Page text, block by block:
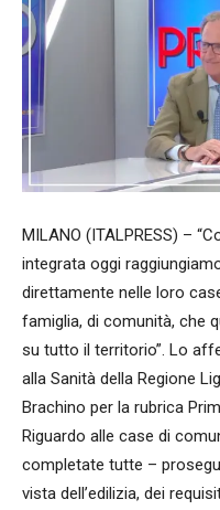
MILANO (ITALPRESS) –
integrata oggi
direttamente nelle loro
famiglia, di comunità, che
su tutto il territorio”. Lo
alla Sanità della Regione
Brachino per la rubrica
Riguardo alle case di
completate tutte –
vista dell’edilizia, dei